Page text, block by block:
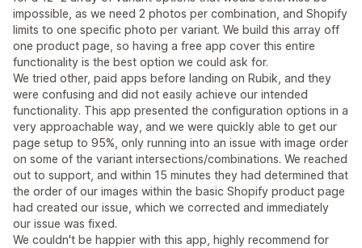
impossible, as we need 2 photos per combination, and Shopify
limits to one specific photo per variant. We build this array off
one product page, so having a free app cover this entire
functionality is the best option we could ask for.
We tried other, paid apps before landing on Rubik, and they
were confusing and did not easily achieve our intended
functionality. This app presented the configuration options in a
very approachable way, and we were quickly able to get our
page setup to 95%, only running into an issue with image order
on some of the variant intersections/combinations. We reached
out to support, and within 15 minutes they had determined that
the order of our images within the basic Shopify product page
had created our issue, which we corrected and immediately
our issue was fixed.
We couldn't be happier with this app, highly recommend for